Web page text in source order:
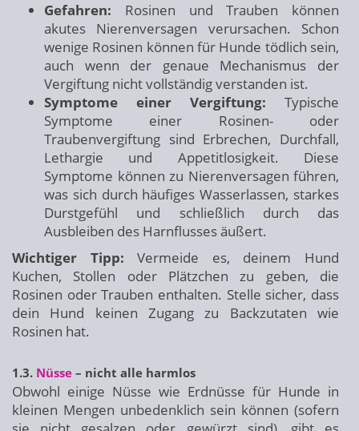
Gefahren: Rosinen und Trauben können
akutes Nierenversagen verursachen. Schon
wenige Rosinen können für Hunde tödlich sein,
auch wenn der genaue Mechanismus der
Vergiftung nicht vollständig verstanden ist.
Symptome einer Vergiftung: Typische
Symptome einer Rosinen- oder
Traubenvergiftung sind Erbrechen, Durchfall,
Lethargie und Appetitlosigkeit. Diese
Symptome können zu Nierenversagen führen,
was sich durch häufiges Wasserlassen, starkes
Durstgefühl und schließlich durch das
Ausbleiben des Harnflusses äußert.
Wichtiger Tipp: Vermeide es, deinem Hund
Kuchen, Stollen oder Plätzchen zu geben, die
Rosinen oder Trauben enthalten. Stelle sicher, dass
dein Hund keinen Zugang zu Backzutaten wie
Rosinen hat.
1.3. Nüsse – nicht alle harmlos
Obwohl einige Nüsse wie Erdnüsse für Hunde in
kleinen Mengen unbedenklich sein können (sofern